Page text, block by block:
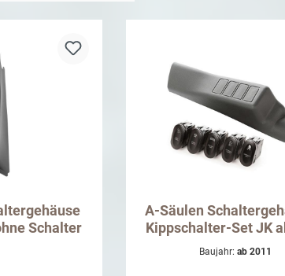
Schalter
A-Säulen
Kippschalter-Set JK
Baujahr:ab 2011